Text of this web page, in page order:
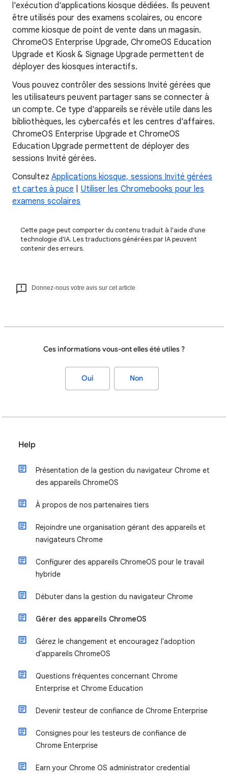
l'exécution d'applications kiosque dédiées. Ils peuvent
être utilisés pour des examens scolaires, ou encore
comme kiosque de point de vente dans un magasin.
ChromeOS Enterprise Upgrade, ChromeOS Education
Upgrade et Kiosk & Signage Upgrade permettent de
déployer des kiosques interactifs.
Vous pouvez contrôler des sessions Invité gérées que
les utilisateurs peuvent partager sans se connecter à
un compte. Ce type d'appareils se révèle utile dans les
bibliothèques, les cybercafés et les centres d'affaires.
ChromeOS Enterprise Upgrade et ChromeOS
Education Upgrade permettent de déployer des
sessions Invité gérées.
Consultez Applications kiosque, sessions Invité gérées
et cartes à puce
Utiliser les Chromebooks pour les
examens scolaires
Cette page peut comporter du contenu traduit à l'aide d'une
technologie d'IA. Les traductions générées par IA peuvent
contenir des erreurs.
Donnez-nous votre avis sur cet article
Ces informations vous-ont elles été utiles ?
Oui Non
Help
Présentation de la gestion du navigateur Chrome et
des appareils ChromeOS
À propos de nos partenaires tiers
Rejoindre une organisation gérant des appareils et
navigateurs Chrome
Configurer des appareils ChromeOS pour le travail
hybride
Débuter dans la gestion du navigateur Chrome
Gérer des appareils ChromeOS
Gérez le changement et encouragez l'adoption
d'appareils ChromeOS
Questions fréquentes concernant Chrome
Enterprise et Chrome Education
Devenir testeur de confiance de Chrome Enterprise
Consignes pour les testeurs de confiance de
Chrome Enterprise
Earn your Chrome OS administrator credential